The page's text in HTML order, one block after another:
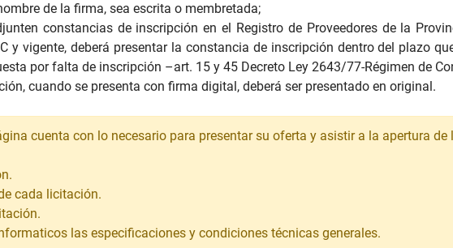
de la firma, sea escrita o membretada;
constancias de inscripción en el Registro de Proveedores de la
y vigente, deberá presentar la constancia de inscripción dentro del plazo
por falta de inscripción –art. 15 y 45 Decreto Ley 2643/77-Régimen de
cuando se presenta con firma digital, deberá ser presentado en original.
cuenta con lo necesario para presentar su oferta y asistir a la apertura
cada licitación.
las especificaciones y condiciones técnicas generales.